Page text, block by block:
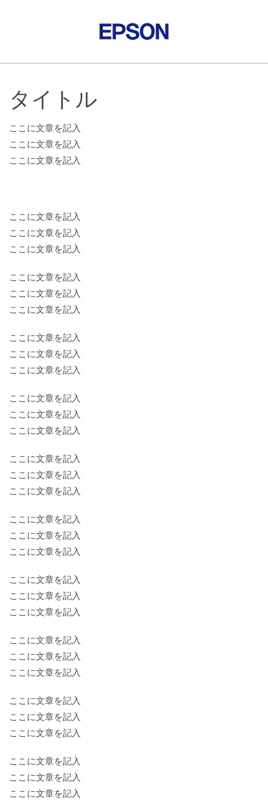
タイトル
ここに文章を記入
ここに文章を記入
ここに文章を記入
ここに文章を記入
ここに文章を記入
ここに文章を記入
ここに文章を記入
ここに文章を記入
ここに文章を記入
ここに文章を記入
ここに文章を記入
ここに文章を記入
ここに文章を記入
ここに文章を記入
ここに文章を記入
ここに文章を記入
ここに文章を記入
ここに文章を記入
ここに文章を記入
ここに文章を記入
ここに文章を記入
ここに文章を記入
ここに文章を記入
ここに文章を記入
ここに文章を記入
ここに文章を記入
ここに文章を記入
ここに文章を記入
ここに文章を記入
ここに文章を記入
ここに文章を記入
ここに文章を記入
ここに文章を記入